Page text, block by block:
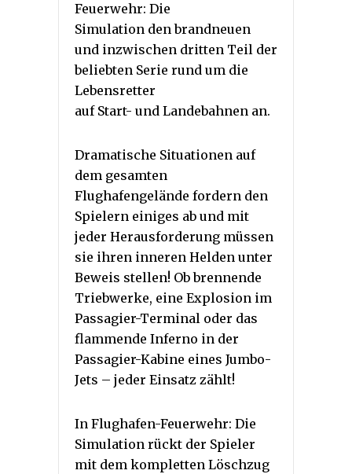
Feuerwehr: Die
Simulation den brandneuen
und inzwischen dritten Teil der
beliebten Serie rund um die
Lebensretter
auf Start- und Landebahnen an.
Dramatische Situationen auf
dem gesamten
Flughafengelände fordern den
Spielern einiges ab und mit
jeder Herausforderung müssen
sie ihren inneren Helden unter
Beweis stellen! Ob brennende
Triebwerke, eine Explosion im
Passagier-Terminal oder das
flammende Inferno in der
Passagier-Kabine eines Jumbo-
Jets – jeder Einsatz zählt!
In Flughafen-Feuerwehr: Die
Simulation rückt der Spieler
mit dem kompletten Löschzug